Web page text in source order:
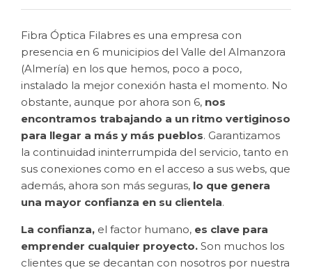
Fibra Óptica Filabres es una empresa con
presencia en 6 municipios del Valle del Almanzora
(Almería) en los que hemos, poco a poco,
instalado la mejor conexión hasta el momento. No
obstante, aunque por ahora son 6, nos
encontramos trabajando a un ritmo vertiginoso
para llegar a más y más pueblos. Garantizamos
la continuidad ininterrumpida del servicio, tanto en
sus conexiones como en el acceso a sus webs, que
además, ahora son más seguras, lo que genera
una mayor confianza en su clientela.
La confianza, el factor humano, es clave para
emprender cualquier proyecto. Son muchos los
clientes que se decantan con nosotros por nuestra